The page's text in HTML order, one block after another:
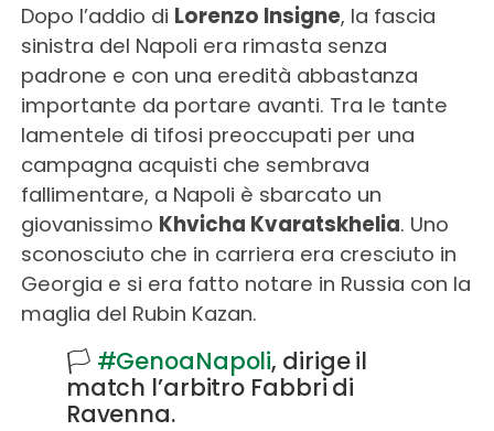
Dopo l’addio di Lorenzo Insigne, la fascia
sinistra del Napoli era rimasta senza
padrone e con una eredità abbastanza
importante da portare avanti. Tra le tante
lamentele di tifosi preoccupati per una
campagna acquisti che sembrava
fallimentare, a Napoli è sbarcato un
giovanissimo Khvicha Kvaratskhelia. Uno
sconosciuto che in carriera era cresciuto in
Georgia e si era fatto notare in Russia con la
maglia del Rubin Kazan.
🏳️ #GenoaNapoli, dirige il
match l’arbitro Fabbri di
Ravenna.